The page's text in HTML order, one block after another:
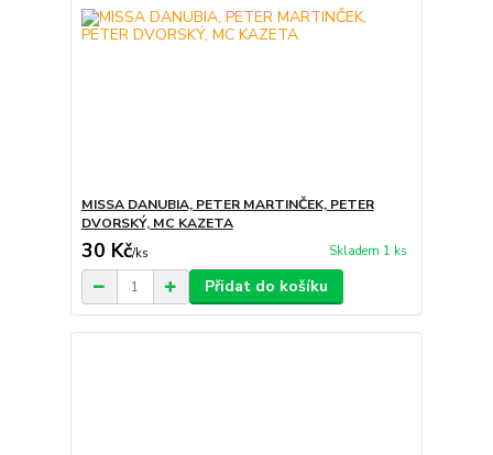
MISSA DANUBIA, PETER MARTINČEK, PETER
DVORSKÝ, MC KAZETA
30 Kč/ks Skladem 1 ks
Přidat do košíku